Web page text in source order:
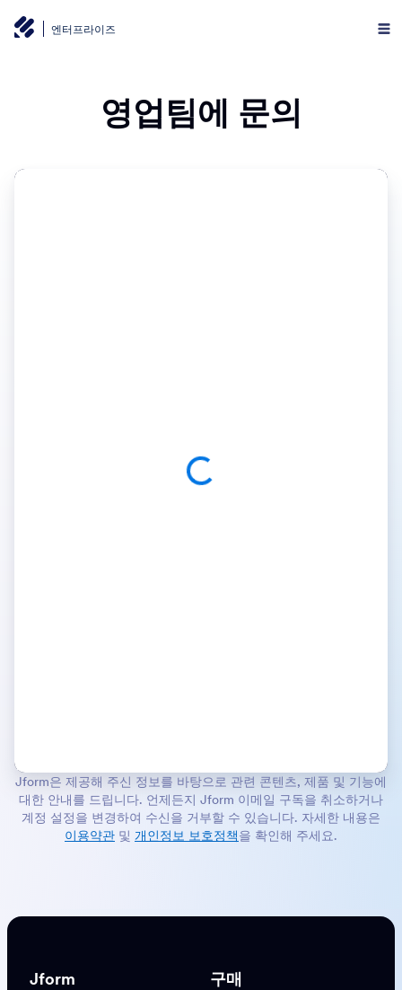
엔터프라이즈
영업팀에 문의
Jform은 제공해 주신 정보를 바탕으로 관련 콘텐츠, 제품 및 기능에
대한 안내를 드립니다. 언제든지 Jform 이메일 구독을 취소하거나
계정 설정을 변경하여 수신을 거부할 수 있습니다. 자세한 내용은
이용약관 및 개인정보 보호정책을 확인해 주세요.
Jform 구매